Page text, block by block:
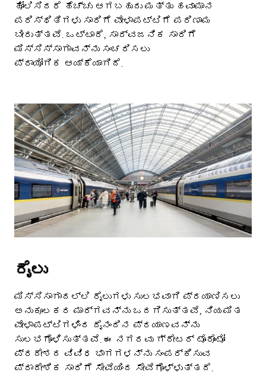
ಹೋಲಿಸಿದರೆ ಹೆಚ್ಚು ಆಗಬಹುದು ಮತ್ತು ಹವಾಮಾನ
ಪರಿಸ್ಥಿತಿಗಳು ಸಾರಿಗೆ ವೇಳಾಪಟ್ಟಿಗೆ ಪರಿಣಾಮ
ಬೀರುತ್ತವೆ. ಒಟ್ಟಾರೆ, ಸಾರ್ವಜನಿಕ ಸಾರಿಗೆ
ಮಿಸ್ಸಿಸ್ಸಾಗಾವನ್ನು ಸಂಚರಿಸಲು
ಪ್ರಾಯೋಗಿಕ ಆಯ್ಕೆಯಾಗಿದೆ.
ರೈಲು
ಮಿಸ್ಸಿಸಾಗಾದಲ್ಲಿ ರೈಲುಗಳು ಸುಲಭವಾಗಿ ಪ್ರಯಾಣಿಸಲು
ಅನುಕೂಲಕರ ಮಾರ್ಗವನ್ನು ಒದಗಿಸುತ್ತವೆ, ನಿಯಮಿತ
ವೇಳಾಪಟ್ಟಿಗಳಿಂದ ದೈನಂದಿನ ಪ್ರಯಾಣವನ್ನು
ಸುಲಭಗೊಳಿಸುತ್ತವೆ. ಈ ನಗರವು ಗ್ರೇಟರ್ ಟೊರೊಂಟೋ
ಪ್ರದೇಶದ ವಿವಿಧ ಭಾಗಗಳನ್ನು ಸಂಪರ್ಕಿಸುವ
ಪ್ರಾದೇಶಿಕ ಸಾರಿಗೆ ಸೇವೆಯಿಂದ ಸೇವೆಗೊಳ್ಳುತ್ತದೆ.